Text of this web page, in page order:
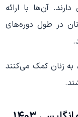
آن‌ها با ارائه
در طول دوره‌های
به زنان کمک می‌کنند